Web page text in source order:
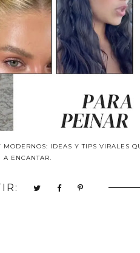
IDEAS Y TIPS VIRALES
A ENCANTAR.